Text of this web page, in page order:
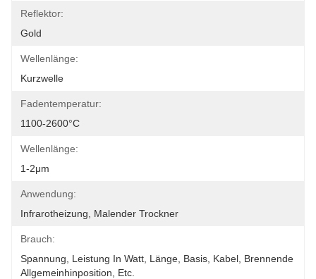
Reflektor:
Gold
Wellenlänge:
Kurzwelle
Fadentemperatur:
1100-2600°C
Wellenlänge:
1-2μm
Anwendung:
Infrarotheizung, Malender Trockner
Brauch:
Spannung, Leistung In Watt, Länge, Basis, Kabel, Brennende
Allgemeinhinposition, Etc.